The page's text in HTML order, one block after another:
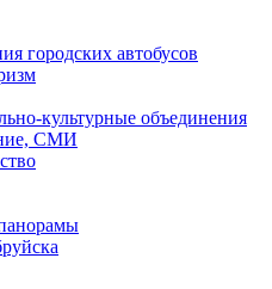
городских автобусов
культурные объединения
СМИ